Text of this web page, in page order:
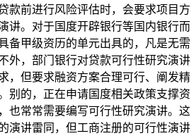
前进行风险评估时，会要求项目方
讲。对于国度开辟银行等国内银行而
备甲级资历的单元出具的，凡是无需
外，部门银行对贷款可行性研究演讲
，但要求融资方案合理可行、阐发精
别的，正在申请国度相关政策支撑资
也常常需要编写可行性研究演讲。这
演讲雷同，但工商注册的可行性演讲